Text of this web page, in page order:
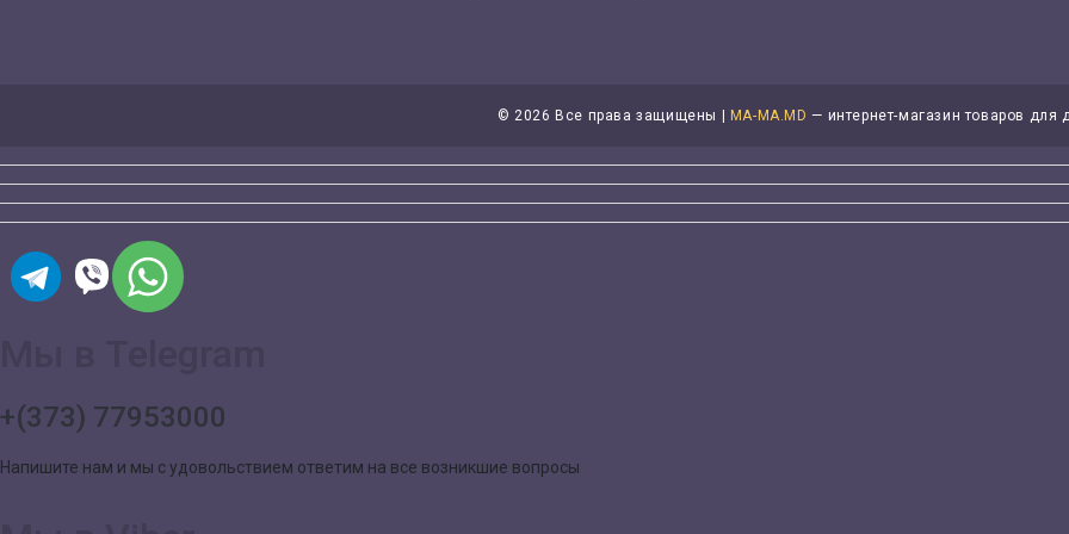
© 2026 Все права защищены | MA-MA.MD — интернет-магазин товаров для
+(373) 77953000
Напишите нам и мы с удовольствием ответим на все возникшие вопросы